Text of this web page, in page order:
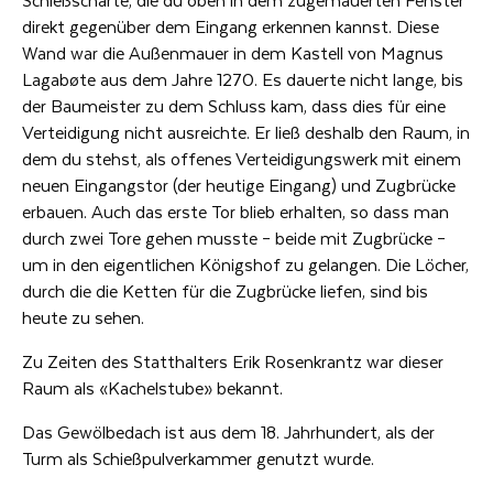
direkt gegenüber dem Eingang erkennen kannst. Diese
Wand war die Außenmauer in dem Kastell von Magnus
Lagabøte aus dem Jahre 1270. Es dauerte nicht lange, bis
der Baumeister zu dem Schluss kam, dass dies für eine
Verteidigung nicht ausreichte. Er ließ deshalb den Raum, in
dem du stehst, als offenes Verteidigungswerk mit einem
neuen Eingangstor (der heutige Eingang) und Zugbrücke
erbauen. Auch das erste Tor blieb erhalten, so dass man
durch zwei Tore gehen musste – beide mit Zugbrücke –
um in den eigentlichen Königshof zu gelangen. Die Löcher,
durch die die Ketten für die Zugbrücke liefen, sind bis
heute zu sehen.
Zu Zeiten des Statthalters Erik Rosenkrantz war dieser
Raum als «Kachelstube» bekannt.
Das Gewölbedach ist aus dem 18. Jahrhundert, als der
Turm als Schießpulverkammer genutzt wurde.